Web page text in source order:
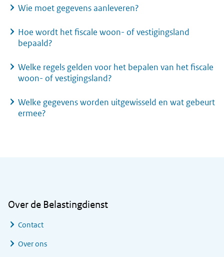
Wie moet gegevens aanleveren?
Hoe wordt het fiscale woon- of vestigingsland
bepaald?
Welke regels gelden voor het bepalen van het fiscale
woon- of vestigingsland?
Welke gegevens worden uitgewisseld en wat gebeurt
ermee?
Over de Belastingdienst
Contact
Over ons